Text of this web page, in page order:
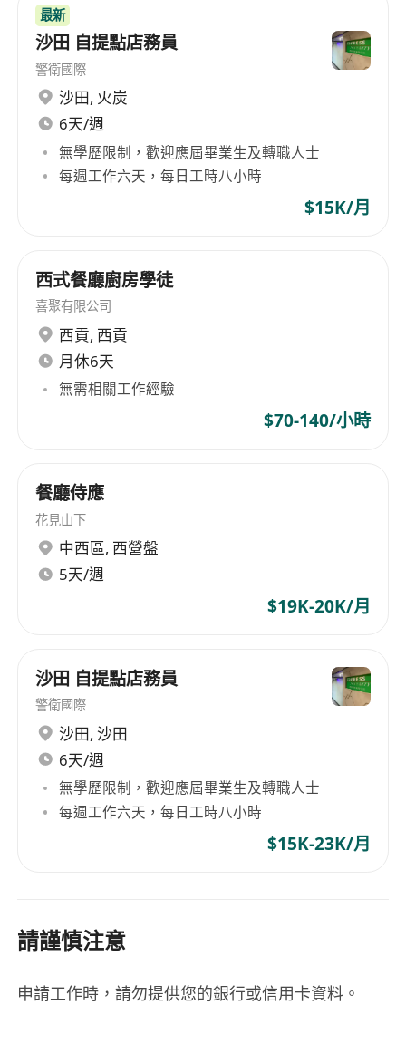
最新
沙田 自提點店務員
警衛國際
沙田, 火炭
6天/週
無學歷限制，歡迎應屆畢業生及轉職人士
每週工作六天，每日工時八小時
$15K/月
西式餐廳廚房學徒
喜聚有限公司
西貢, 西貢
月休6天
無需相關工作經驗
$70-140/小時
餐廳侍應
花見山下
中西區, 西營盤
5天/週
$19K-20K/月
沙田 自提點店務員
警衛國際
沙田, 沙田
6天/週
無學歷限制，歡迎應屆畢業生及轉職人士
每週工作六天，每日工時八小時
$15K-23K/月
請謹慎注意
申請工作時，請勿提供您的銀行或信用卡資料。